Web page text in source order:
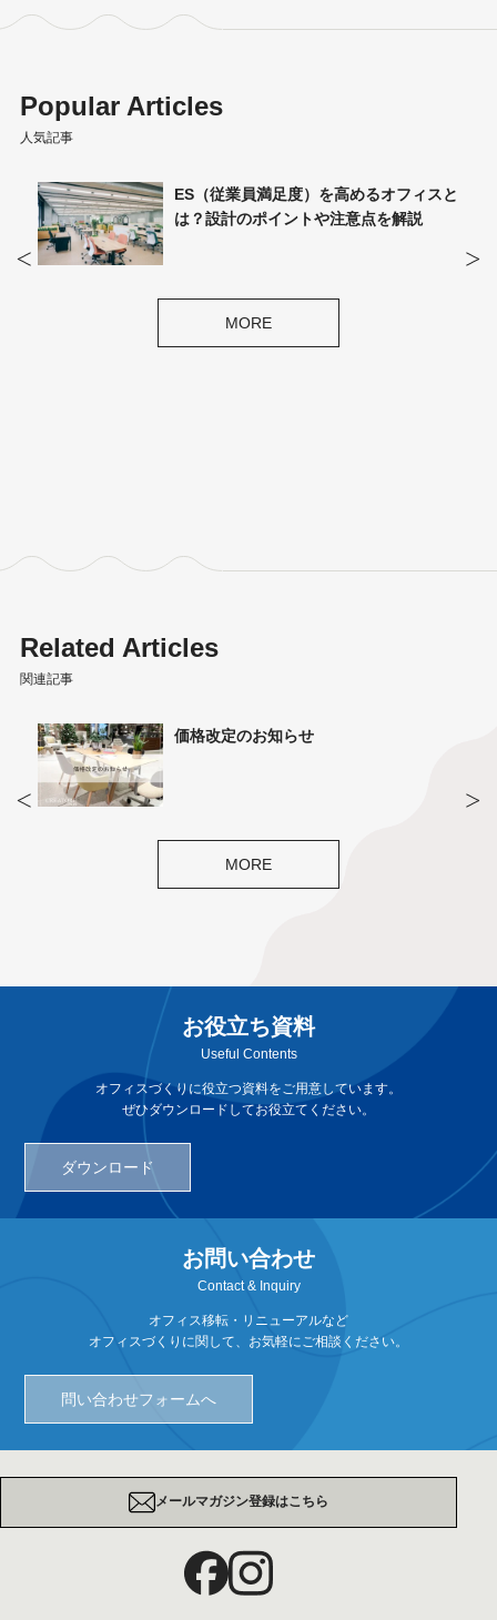
Popular Articles
人気記事
スと
オフィス環境への不満の原因は？不満の
種類や解消されないリスクを解説
MORE
Related Articles
関連記事
【名古屋】9/18 「オフィスリニューア
MORE
お役立ち資料
Useful Contents
オフィスづくりに役立つ資料をご用意しています。
ぜひダウンロードしてお役立てください。
ダウンロード
お問い合わせ
Contact & Inquiry
オフィス移転・リニューアルなど
オフィスづくりに関して、お気軽にご相談ください。
問い合わせフォームへ
メールマガジン登録はこちら